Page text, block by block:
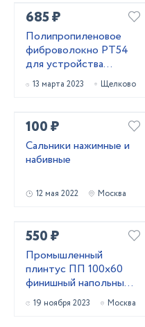
685 ₽
Полипропиленовое
фиброволокно РТ54
для устройства
паркингов со склада в
Москве
13 марта 2023 Щелково
100 ₽
Сальники нажимные и
набивные
12 мая 2022 Москва
550 ₽
Промышленный
плинтус ПП 100х60
финишный напольный
из ПВХ
19 ноября 2023 Москва